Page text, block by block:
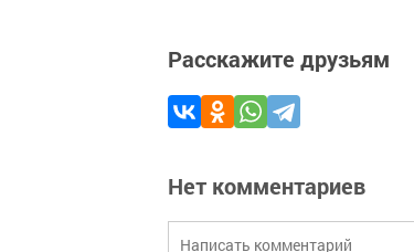
Расскажите друзьям
Нет комментариев